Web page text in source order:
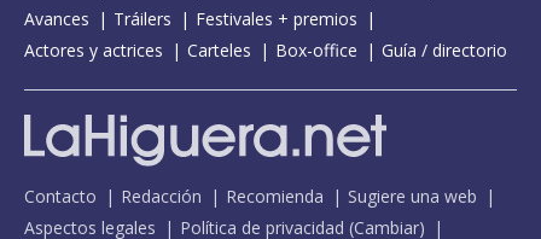
Avances
Tráilers
Festivales + premios
Actores y actrices
Carteles Box-office Guía / directorio
Contacto Redacción Recomienda
Sugiere una web
Aspectos legales
Política de privacidad (Cambiar)